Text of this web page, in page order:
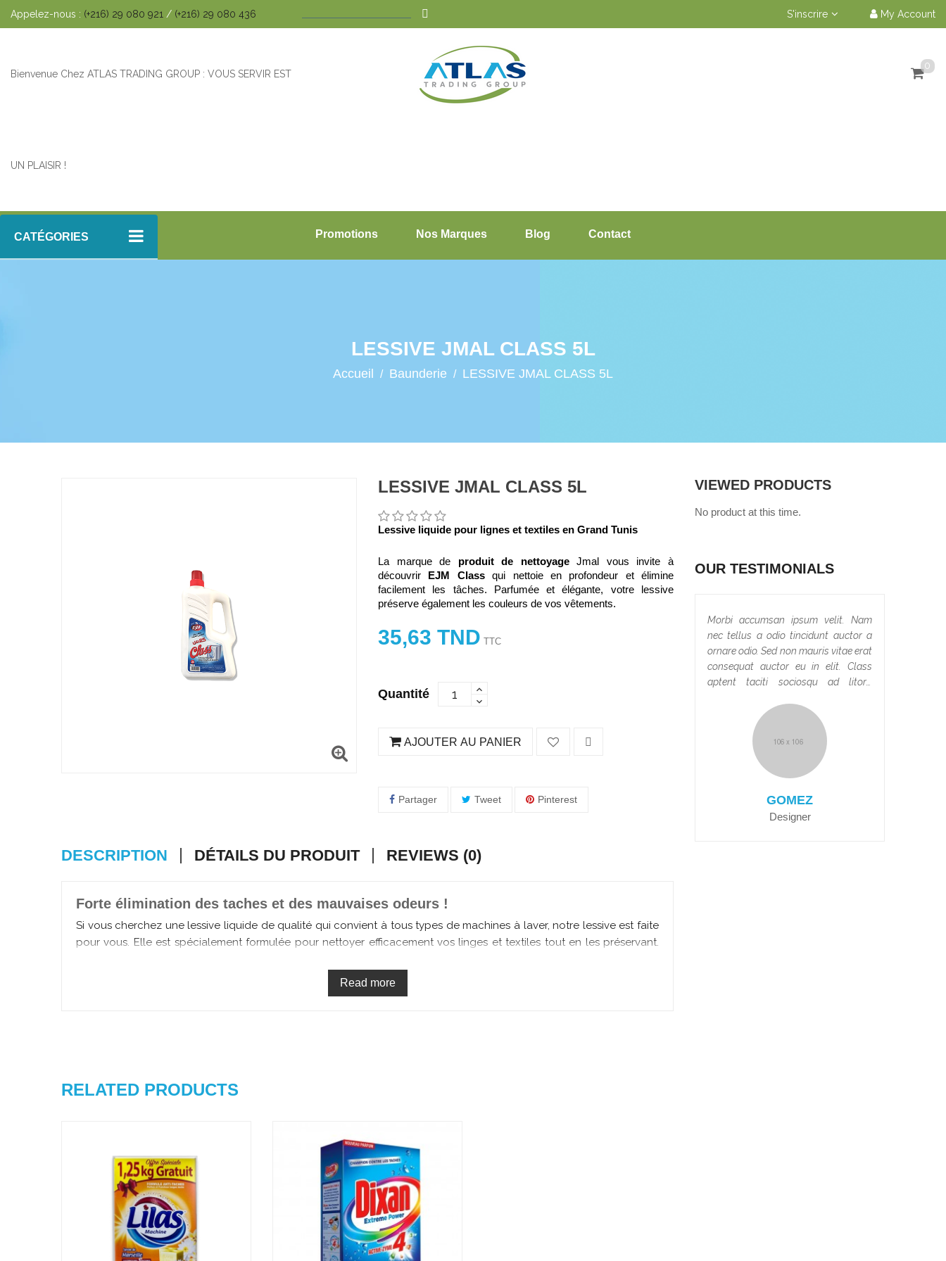
Appelez-nous : (+216) 29 080 921 / (+216) 29 080 436 S'inscrire My Account
Bienvenue Chez ATLAS TRADING GROUP : VOUS SERVIR EST
UN PLAISIR !
0
CATÉGORIES Promotions Nos Marques Blog Contact
LESSIVE JMAL CLASS 5L
Accueil Baunderie LESSIVE JMAL CLASS 5L
LESSIVE JMAL CLASS 5L
Lessive liquide pour lignes et textiles en Grand Tunis
La marque de produit de nettoyage Jmal vous invite à
découvrir
EJM Class qui nettoie en profondeur et élimine
facilement les tâches. Parfumée et élégante, votre lessive
préserve également les couleurs de vos vêtements.
35,63 TND TTC
Quantité
AJOUTER AU PANIER
Partager Tweet Pinterest
DESCRIPTION DÉTAILS DU PRODUIT REVIEWS (0)
Forte élimination des taches et des mauvaises odeurs !
Si vous cherchez une lessive liquide de qualité qui convient à tous types de machines à laver, notre lessive est faite
pour vous. Elle est spécialement formulée pour nettoyer efficacement vos linges et textiles tout en les préservant.
Notre lessive est conditionnée dans un bidon pratique de 5 L, ce qui vous permet de réaliser jusqu'à 70 lavages.
résultats. Nous sommes convaincus que vous serez satisfait de notre produit, et nous sommes là pour répondre à
bidon de 5 L en font un choix économique et écologique pour votre ménage. Commandez dès maintenant et
profitez de vêtements frais et propres dès la première utilisation.
Read more
VIEWED PRODUCTS
No product at this time.
OUR TESTIMONIALS
Morbi accumsan ipsum velit. Nam
nec tellus a odio tincidunt auctor a
ornare odio. Sed non mauris vitae erat
consequat auctor eu in elit. Class
aptent taciti sociosqu ad litora
inceptos himenaeos.
GOMEZ
Designer
RELATED PRODUCTS